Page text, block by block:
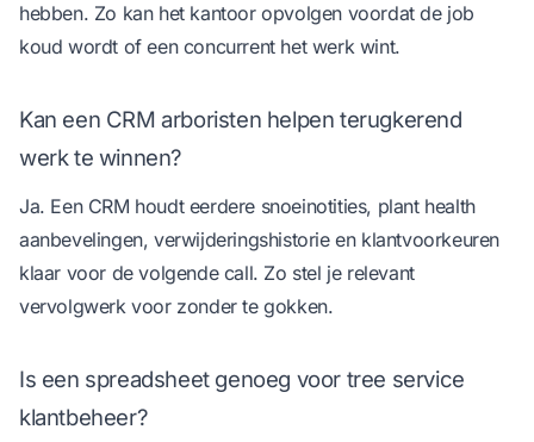
hebben. Zo kan het kantoor opvolgen voordat de job
koud wordt of een concurrent het werk wint.
Kan een CRM arboristen helpen terugkerend
werk te winnen?
Ja. Een CRM houdt eerdere snoeinotities, plant health
aanbevelingen, verwijderingshistorie en klantvoorkeuren
klaar voor de volgende call. Zo stel je relevant
vervolgwerk voor zonder te gokken.
Is een spreadsheet genoeg voor tree service
klantbeheer?